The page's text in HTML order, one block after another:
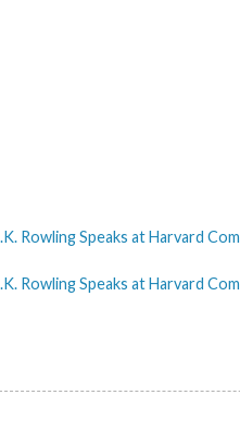
Rowling Speaks at Harvard
Rowling Speaks at Harvard